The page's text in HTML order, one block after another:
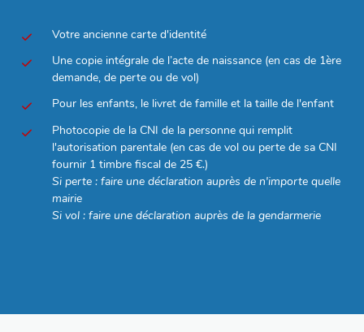
Votre ancienne carte d'identité
Une copie intégrale de l’acte de naissance (en cas de 1ère
demande, de perte ou de vol)
Pour les enfants, le livret de famille et la taille de l'enfant
Photocopie de la CNI de la personne qui remplit
l'autorisation parentale (en cas de vol ou perte de sa CNI
fournir 1 timbre fiscal de 25 €.)
Si perte : faire une déclaration auprès de n'importe quelle
mairie
Si vol : faire une déclaration auprès de la gendarmerie